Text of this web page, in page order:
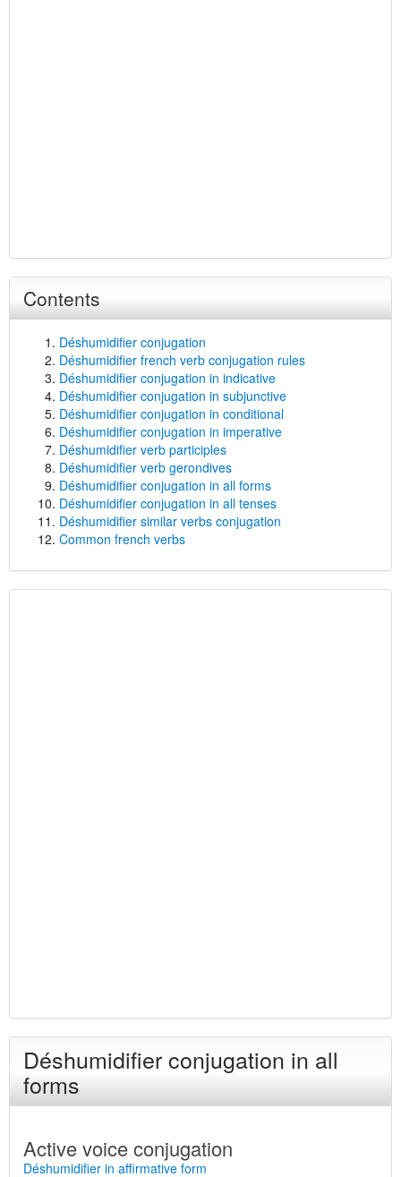
Contents
Déshumidifier conjugation
Déshumidifier french verb conjugation rules
Déshumidifier conjugation in indicative
Déshumidifier conjugation in subjunctive
Déshumidifier conjugation in conditional
Déshumidifier conjugation in imperative
Déshumidifier verb participles
Déshumidifier verb gerondives
Déshumidifier conjugation in all forms
Déshumidifier conjugation in all tenses
Déshumidifier similar verbs conjugation
Common french verbs
Déshumidifier conjugation in all
forms
Active voice conjugation
Déshumidifier in affirmative form